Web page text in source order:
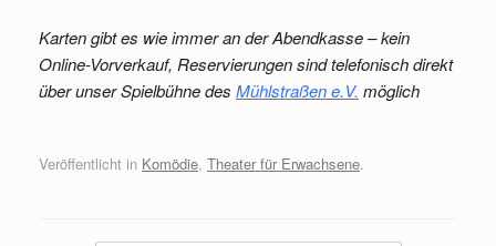
Karten gibt es wie immer an der Abendkasse – kein
Online-Vorverkauf, Reservierungen sind telefonisch direkt
über unser Spielbühne des Mühlstraßen e.V. möglich
Veröffentlicht in Komödie, Theater für Erwachsene.